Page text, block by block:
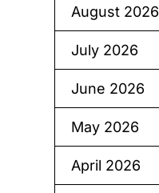
August 2026
July 2026
June 2026
May 2026
April 2026